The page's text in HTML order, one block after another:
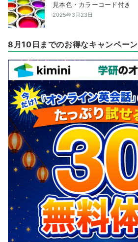
見本色・カラーコード付き
2025年3月23日
8月10日までのお得なキャンペーン